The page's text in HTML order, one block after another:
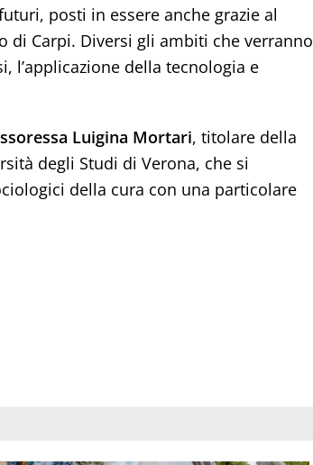
posti in essere anche grazie al
di Carpi. Diversi gli ambiti che verranno
l’applicazione della tecnologia e
Luigina Mortari, titolare della
degli Studi di Verona, che si
della cura con una particolare